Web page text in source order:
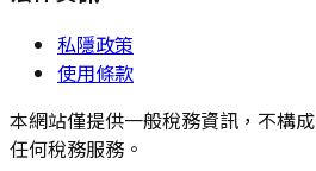
私隱政策
使用條款
本網站僅提供一般稅務資訊，不構
任何稅務服務。